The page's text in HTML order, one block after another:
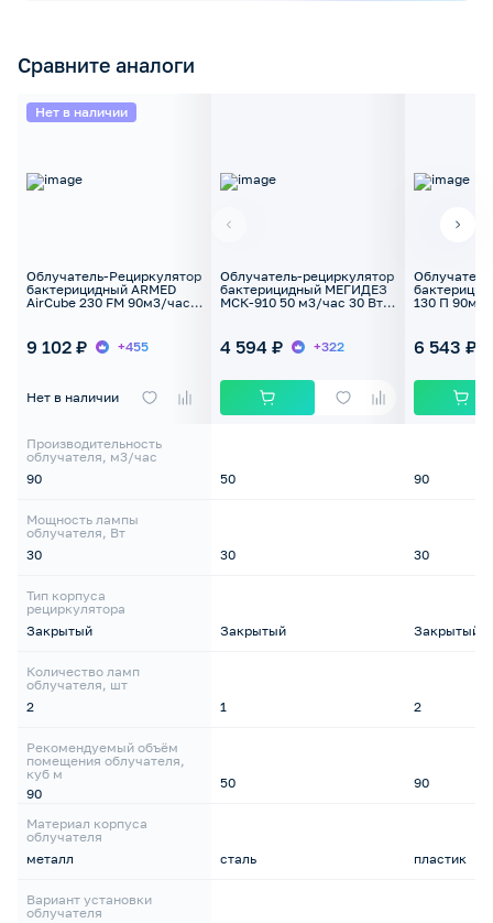
Сравните аналоги
Нет в наличии
Облучатель-Рециркулятор
бактерицидный ARMED
AirCube 230 FM 90м3/час
9 102 ₽ +455
Нет в наличии
Производительность
облучателя, м3/час
90
Мощность лампы
облучателя, Вт
30
Тип корпуса
рециркулятора
Закрытый
Количество ламп
облучателя, шт
2
Рекомендуемый объём
помещения облучателя,
куб м
90
Материал корпуса
облучателя
металл
Вариант установки
облучателя
Облучатель-рециркулятор
бактерицидный МЕГИДЕЗ
МСК-910 50 м3/час 30 Вт
4 594 ₽ +322
50
30
Закрытый
1
50
сталь
130 П
6 543 ₽
90
30
Закрытый
2
90
пластик